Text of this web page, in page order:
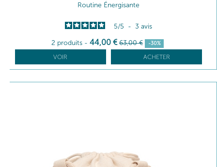
Routine Énergisante
5/5 - 3 avis
2 produits -44,00 € 63,00 € -30%
VOIR ACHETER